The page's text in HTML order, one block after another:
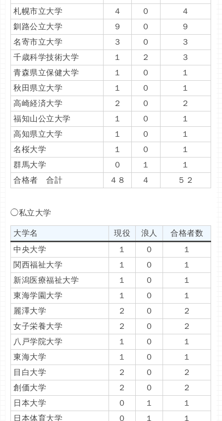
札幌市立大学
４ ０
４
釧路公立大学
９ ０
９
名寄市立大学
３ ０
３
千歳科学技術大学
１ ２
３
青森県立保健大学
１ ０
１
秋田県立大学
１ ０
１
高崎経済大学
２ ０
２
福知山公立大学
１ ０
１
高知県立大学
１ ０
１
名桜大学
１ ０
１
群馬大学
０ １
１
合格者 合計
４８ ４ ５２
◯私立大学
大学名 現役 浪人
合格者数
中央大学
１ ０
１
関西福祉大学
１ ０
１
新潟医療福祉大学
１ ０
１
東海学園大学
１ ０
１
麗澤大学
２ ０
２
女子栄養大学
２ ０
２
八戸学院大学
１ ０
１
東海大学
１ ０
１
目白大学
２ ０
２
創価大学
２ ０
２
日本大学
０ １
１
日本体育大学
０ １ １